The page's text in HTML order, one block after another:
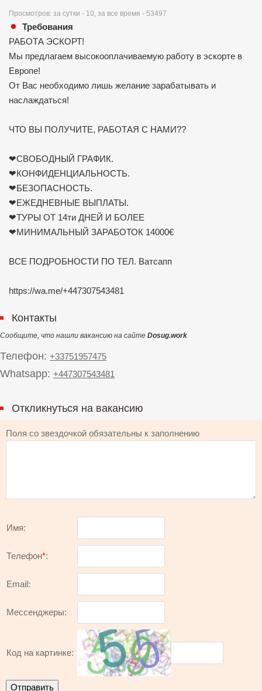
Просмотров: за сутки - 10, за все время - 53497
Требования
РАБОТА ЭСКОРТ!
Мы предлагаем высокооплачиваемую работу в эскорте в
Европе!
От Вас необходимо лишь желание зарабатывать и
наслаждаться!
ЧТО ВЫ ПОЛУЧИТЕ, РАБОТАЯ С НАМИ??
❤СВОБОДНЫЙ ГРАФИК.
❤КОНФИДЕНЦИАЛЬНОСТЬ.
❤БЕЗОПАСНОСТЬ.
❤ЕЖЕДНЕВНЫЕ ВЫПЛАТЫ.
❤ТУРЫ ОТ 14ти ДНЕЙ И БОЛЕЕ
❤МИНИМАЛЬНЫЙ ЗАРАБОТОК 14000€
ВСЕ ПОДРОБНОСТИ ПО ТЕЛ. Ватсапп
https://wa.me/+447307543481
Контакты
Сообщите, что нашли вакансию на сайте Dosug.work
Телефон: +33751957475
Whatsapp: +447307543481
Откликнуться на вакансию
Поля со звездочкой обязательны к заполнению
Имя:
Телефон*:
Email:
Мессенджеры:
Код на картинке: